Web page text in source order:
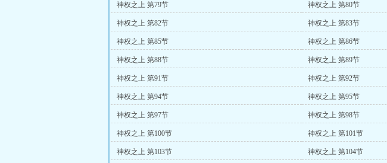
神权之上 第79节 神权之上 第80节
神权之上 第82节 神权之上 第83节
神权之上 第85节 神权之上 第86节
神权之上 第88节 神权之上 第89节
神权之上 第91节 神权之上 第92节
神权之上 第94节 神权之上 第95节
神权之上 第97节 神权之上 第98节
神权之上 第100节 神权之上 第101节
神权之上 第103节 神权之上 第104节